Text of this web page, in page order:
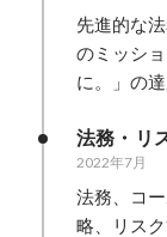
先進的な
のミッシ
に。」の
法務・リ
2022年7月
法務、コ
略、リス